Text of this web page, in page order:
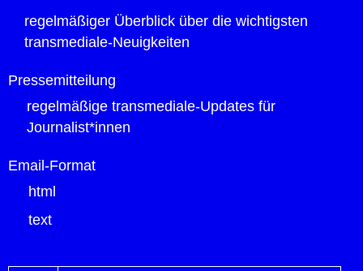
regelmäßiger Überblick über die wichtigsten
transmediale-Neuigkeiten
Pressemitteilung
regelmäßige transmediale-Updates für
Journalist*innen
Email-Format
html
text